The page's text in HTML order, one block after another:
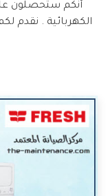
أنكم ستحصلون
الكهربائية . نقدم